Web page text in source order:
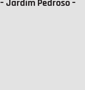
Jardim Pedroso –